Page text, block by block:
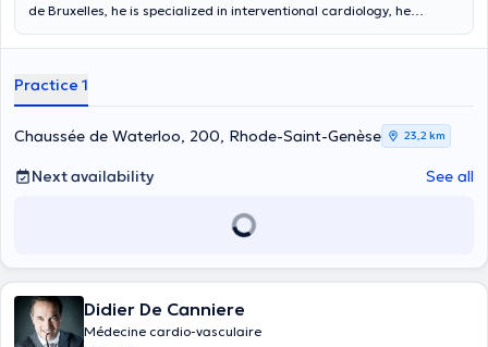
de Bruxelles, he is specialized in interventional cardiology, he
care. He offers you a personalized and quality care. Dr Awada also
management beyond the consultation if necessary. He is active in
the field of medical research, studying the impact of pollution on
certain cardiovascular pathologies. He will be pleased to welcome
you on Thursday mornings at the Edith Cavell Clinic in Uccle.
Practice 1
Chaussée de Waterloo, 200, Rhode-Saint-Genèse 23,2 km
Next availability See all
Didier De Canniere
Médecine cardio-vasculaire